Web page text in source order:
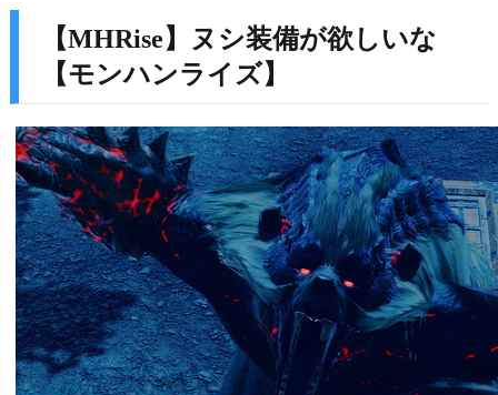
【MHRise】ヌシ装備が欲しいな
【モンハンライズ】